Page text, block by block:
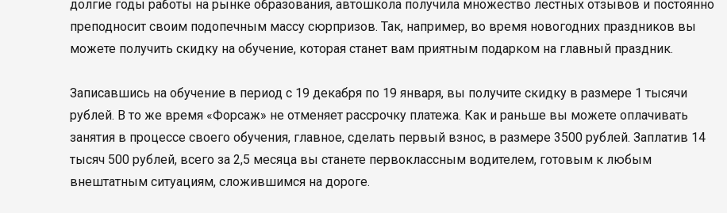
долгие годы работы на рынке образования, автошкола получила множество лестных отзывов и постоянно
преподносит своим подопечным массу сюрпризов. Так, например, во время новогодних праздников вы
можете получить скидку на обучение, которая станет вам приятным подарком на главный праздник.
Записавшись на обучение в период с 19 декабря по 19 января, вы получите скидку в размере 1 тысячи
рублей. В то же время «Форсаж» не отменяет рассрочку платежа. Как и раньше вы можете оплачивать
занятия в процессе своего обучения, главное, сделать первый взнос, в размере 3500 рублей. Заплатив 14
тысяч 500 рублей, всего за 2,5 месяца вы станете первоклассным водителем, готовым к любым
внештатным ситуациям, сложившимся на дороге.